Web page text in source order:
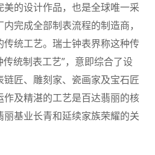
的设计作品，也是全球唯一采
完成全部制表流程的制造商，
统工艺。瑞士钟表界称这种传
统制表工艺”，意即综合了设
匠、雕刻家、瓷画家及宝石匠
及精湛的工艺是百达翡丽的核
基业长青和延续家族荣耀的关